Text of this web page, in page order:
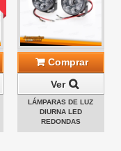
Comprar
Ver
LÁMPARAS DE LUZ
DIURNA LED
REDONDAS